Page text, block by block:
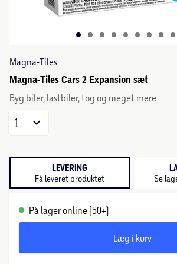
Magna-Tiles
Magna-Tiles Cars 2 Expansion sæt
Byg biler, lastbiler, tog og meget mere
1
LEVERING
Få leveret produktet Se
På lager online (50+)
Læg i kurv